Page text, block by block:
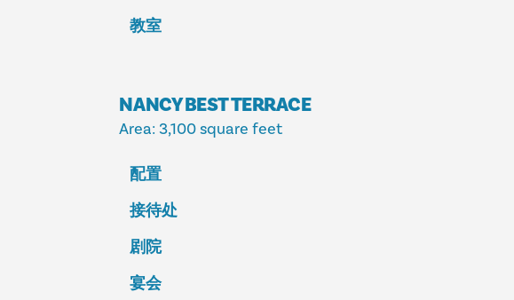
教室
NANCY BEST TERRACE
Area: 3,100 square feet
配置
接待处
剧院
宴会